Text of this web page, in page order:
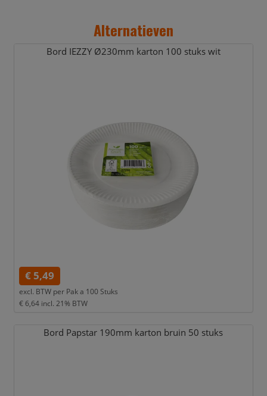
Alternatieven
Bord IEZZY Ø230mm karton 100 stuks wit
€ 5,49
excl. BTW per Pak a 100 Stuks
€ 6,64 incl. 21% BTW
Bord Papstar 190mm karton bruin 50 stuks